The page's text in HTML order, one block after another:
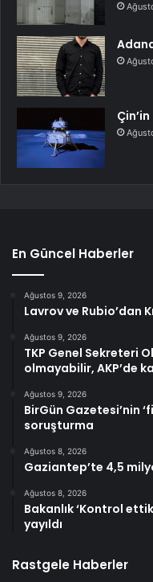
En Güncel Haberler
Ağustos 9, 2026
Lavrov ve Rubio’dan
Ağustos 9, 2026
TKP Genel Sekreteri
olmayabilir, AKP’de
Ağustos 9, 2026
BirGün Gazetesi’nin
soruşturma
Ağustos 8, 2026
Gaziantep’te 4,5
Ağustos 8, 2026
Bakanlık ‘Kontrol
yayıldı
Rastgele Haberler